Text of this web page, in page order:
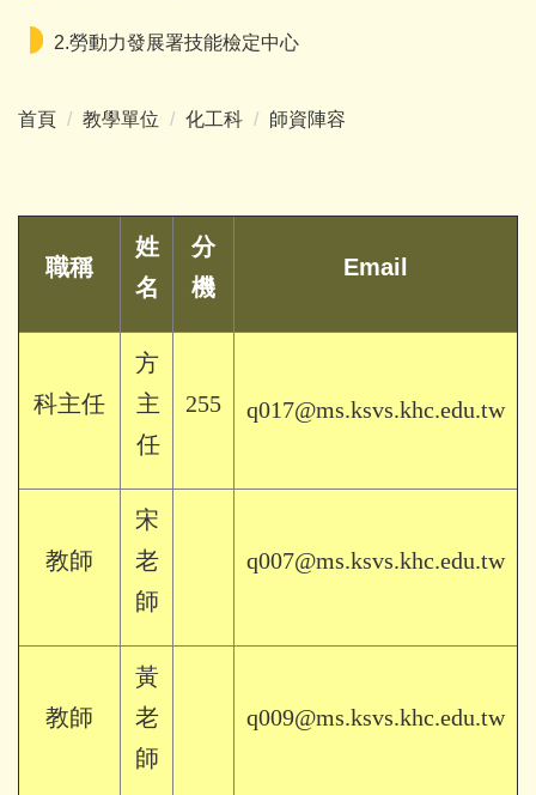
2.勞動力發展署技能檢定中心
首頁 教學單位 化工科 師資陣容
職稱
姓
名
分
機
Email
科主任
方
主
任
255 q017@ms.ksvs.khc.edu.tw
教師
宋
老
師
q007@ms.ksvs.khc.edu.tw
教師
黃
老
師
q009@ms.ksvs.khc.edu.tw